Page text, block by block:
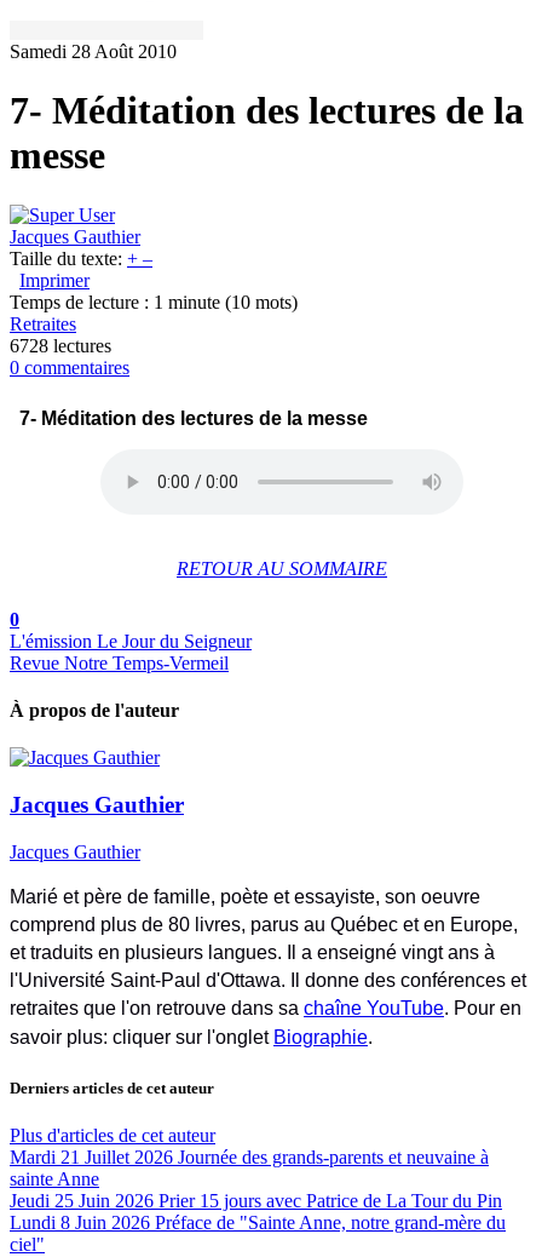
Samedi 28 Août 2010
7- Méditation des lectures de la
messe
Jacques Gauthier
Taille du texte: + –
Imprimer
Temps de lecture : 1 minute (10 mots)
Retraites
6728 lectures
0 commentaires
7- Méditation des lectures de la messe
RETOUR AU SOMMAIRE
0
L'émission Le Jour du Seigneur
Revue Notre Temps-Vermeil
À propos de l'auteur
Jacques Gauthier
Jacques Gauthier
Marié et père de famille, poète et essayiste, son oeuvre
comprend plus de 80 livres, parus au Québec et en Europe,
et traduits en plusieurs langues. Il a enseigné vingt ans à
l'Université Saint-Paul d'Ottawa. Il donne des conférences et
retraites que l'on retrouve dans sa chaîne YouTube. Pour en
savoir plus: cliquer sur l'onglet Biographie.
Derniers articles de cet auteur
Plus d'articles de cet auteur
Mardi 21 Juillet 2026 Journée des grands-parents et neuvaine à
sainte Anne
Jeudi 25 Juin 2026 Prier 15 jours avec Patrice de La Tour du Pin
Lundi 8 Juin 2026 Préface de "Sainte Anne, notre grand-mère du
ciel"